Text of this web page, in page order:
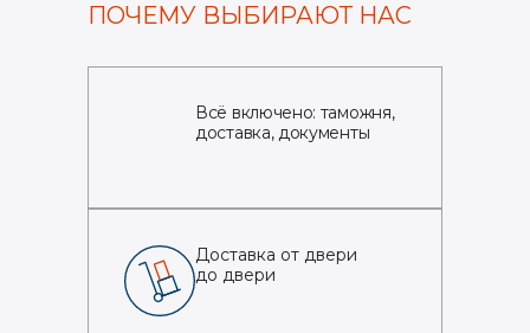
ПОЧЕМУ ВЫБИРАЮТ НАС
Всё включено: таможня,
доставка, документы
Доставка от двери
до двери